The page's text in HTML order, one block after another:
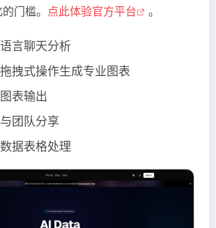
门槛。
点此体验官方平台 。
言聊天分析
拽式操作生成专业图表
表输出
团队分享
据表格处理